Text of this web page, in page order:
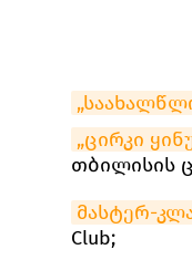
„ცირკი
თბილისის
მასტერ-
Club;